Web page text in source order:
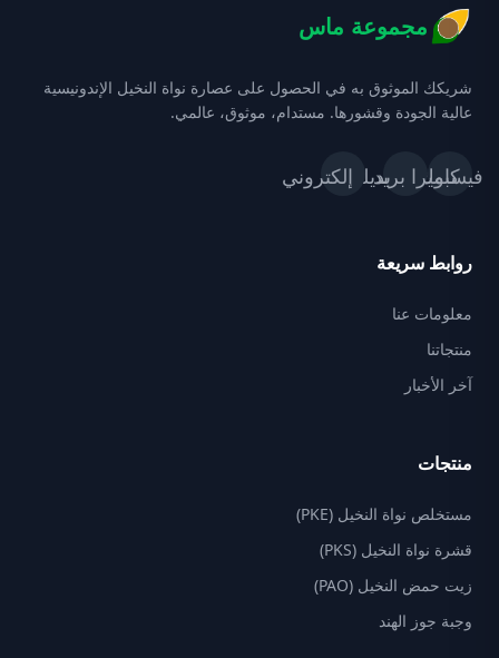
مجموعة ماس
شريكك الموثوق به في الحصول على عصارة نواة النخيل الإندونيسية
عالية الجودة وقشورها. مستدام، موثوق، عالمي.
فيسبوك
كاميرا_بديلةبريد إلكتروني
روابط سريعة
معلومات عنا
منتجاتنا
آخر الأخبار
منتجات
مستخلص نواة النخيل (PKE)
قشرة نواة النخيل (PKS)
زيت حمض النخيل (PAO)
وجبة جوز الهند